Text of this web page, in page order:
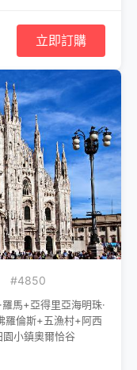
立即訂購
#4850
馬+亞得里亞海明珠·
羅倫斯+五漁村+阿西
小鎮奧爾恰谷